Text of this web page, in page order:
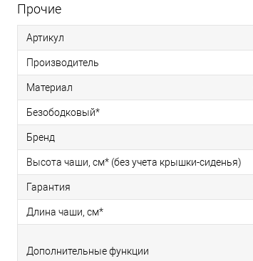
Прочие
Артикул
Производитель
Материал
Безободковый*
Бренд
Высота чаши, см* (без учета крышки-сиденья)
Гарантия
Длина чаши, см*
Дополнительные функции